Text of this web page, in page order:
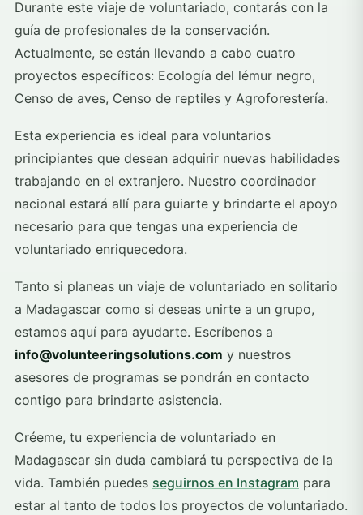
Durante este viaje de voluntariado, contarás con la
guía de profesionales de la conservación.
Actualmente, se están llevando a cabo cuatro
proyectos específicos: Ecología del lémur negro,
Censo de aves, Censo de reptiles y Agroforestería.
Esta experiencia es ideal para voluntarios
principiantes que desean adquirir nuevas habilidades
trabajando en el extranjero. Nuestro coordinador
nacional estará allí para guiarte y brindarte el apoyo
necesario para que tengas una experiencia de
voluntariado enriquecedora.
Tanto si planeas un viaje de voluntariado en solitario
a Madagascar como si deseas unirte a un grupo,
estamos aquí para ayudarte. Escríbenos a
info@volunteeringsolutions.com y nuestros
asesores de programas se pondrán en contacto
contigo para brindarte asistencia.
Créeme, tu experiencia de voluntariado en
Madagascar sin duda cambiará tu perspectiva de la
vida. También puedes seguirnos en Instagram para
estar al tanto de todos los proyectos de voluntariado.